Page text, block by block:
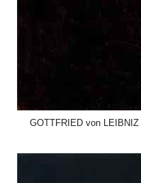
GOTTFRIED von